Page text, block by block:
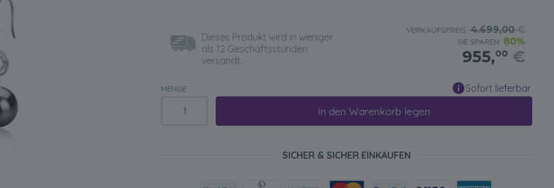
Dieses Produkt wird in weniger
als 12 Geschäftsstunden
versandt.
VERKAUFSPREIS:4.699,00€
SIE SPAREN: 80%
955,00 €
MENGE: Sofort lieferbar
In den Warenkorb legen
SICHER & SICHER EINKAUFEN